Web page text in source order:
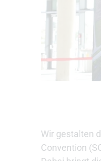
Wir gestalten
Convention